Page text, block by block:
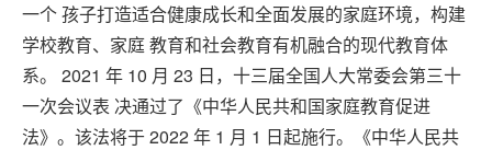
一个 孩子打造适合健康成长和全面发展的家庭环境，构建
学校教育、家庭 教育和社会教育有机融合的现代教育体
系。 2021 年 10 月 23 日，十三届全国人大常委会第三十
一次会议表 决通过了《中华人民共和国家庭教育促进
法》。该法将于 2022 年 1 月 1 日起施行。《中华人民共